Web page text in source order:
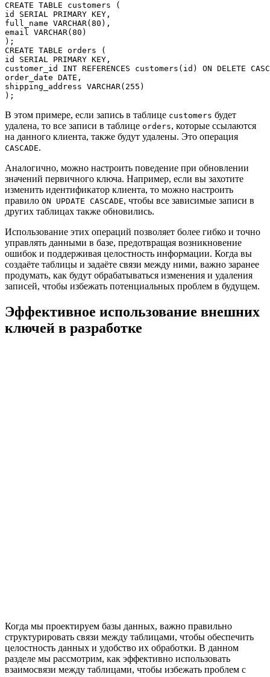
CREATE TABLE customers (
id SERIAL PRIMARY KEY,
full_name VARCHAR(80),
email VARCHAR(80)
);
CREATE TABLE orders (
id SERIAL PRIMARY KEY,
customer_id INT REFERENCES customers(id) ON DELETE
order_date DATE,
shipping_address VARCHAR(255)
В этом примере, если запись в таблице customers будет
удалена, то все записи в таблице orders, которые ссылаются
на данного клиента, также будут удалены. Это операция
CASCADE.
Аналогично, можно настроить поведение при обновлении
значений первичного ключа. Например, если вы захотите
изменить идентификатор клиента, то можно настроить
правило ON UPDATE CASCADE, чтобы все зависимые записи в
других таблицах также обновились.
Использование этих операций позволяет более гибко и точно
управлять данными в базе, предотвращая возникновение
ошибок и поддерживая целостность информации. Когда вы
создаёте таблицы и задаёте связи между ними, важно заранее
продумать, как будут обрабатываться изменения и удаления
записей, чтобы избежать потенциальных проблем в будущем.
Эффективное использование внешних
ключей в разработке
Когда мы проектируем базы данных, важно правильно
структурировать связи между таблицами, чтобы обеспечить
целостность данных и удобство их обработки. В данном
разделе мы рассмотрим, как эффективно использовать
взаимосвязи между таблицами, чтобы избежать проблем с